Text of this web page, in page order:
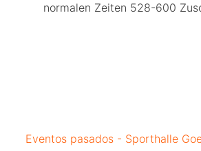
normalen Zeiten 528-600
Eventos pasados - Sporthalle